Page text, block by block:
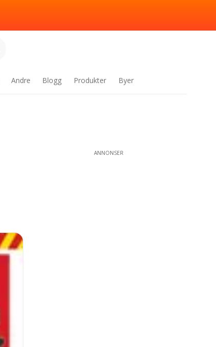
Andre Blogg Produkter Byer
ANNONSER